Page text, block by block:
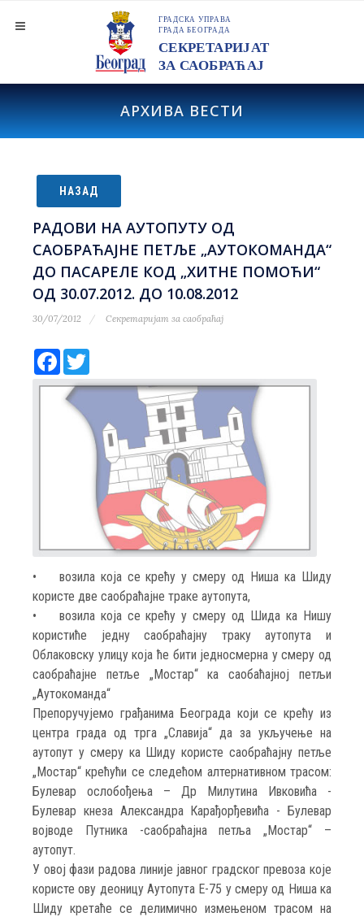
АРХИВА ВЕСТИ
НАЗАД
РАДОВИ НА АУТОПУТУ ОД
САОБРАЋАЈНЕ ПЕТЉЕ „АУТОКОМАНДА“
ДО ПАСАРЕЛЕ КОД „ХИТНЕ ПОМОЋИ“
ОД 30.07.2012. ДО 10.08.2012
30/07/2012 Секретаријат за саобраћај
Facebook
• возила која се крећу у смеру од Ниша ка Шиду
користе две саобраћајне траке аутопута,
• возила која се крећу у смеру од Шида ка Нишу
користиће једну саобраћајну траку аутопута и
Облаковску улицу која ће бити једносмерна у смеру од
саобраћајне петље „Мостар“ ка саобаћајној петљи
„Аутокоманда“
Препоручујемо грађанима Београда који се крећу из
центра града од трга „Славија“ да за укључење на
аутопут у смеру ка Шиду користе саобраћајну петље
„Мостар“ крећући се следећом алтернативном трасом:
Булевар ослобођења – Др Милутина Ивковића -
Булевар кнеза Александра Карађорђевића - Булевар
војводе Путника -саобраћајна петља „Мостар“ –
аутопут.
У овој фази радова линије јавног градског превоза које
користе ову деоницу Аутопута Е-75 у смеру од Ниша ка
Шиду кретаће се делимично измењеном трасом на